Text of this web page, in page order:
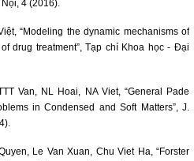
4 (2016).
“Modeling the dynamic mechanisms of
drug treatment”, Tạp chí Khoa học - Đại
Van, NL Hoai, NA Viet, “General Pade
in Condensed and Soft Matters”, J.
Le Van Xuan, Chu Viet Ha, “Forster